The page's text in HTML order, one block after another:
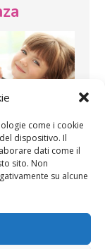
come i cookie
dispositivo. Il
dati come il
sito. Non
su alcune
Pediatra